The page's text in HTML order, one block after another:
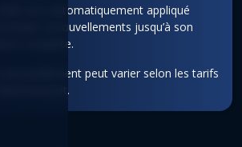
sera automatiquement appliqué
renouvellements jusqu’à son
complète.
renouvellement peut varier selon les tarifs